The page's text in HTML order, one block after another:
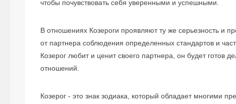
чтобы почувствовать себя уверенными и успешными.
В отношениях Козероги проявляют ту же серьезность и
от партнера соблюдения определенных стандартов и
Козерог любит и ценит своего партнера, он будет готов
отношений.
Козерог - это знак зодиака, который обладает многими